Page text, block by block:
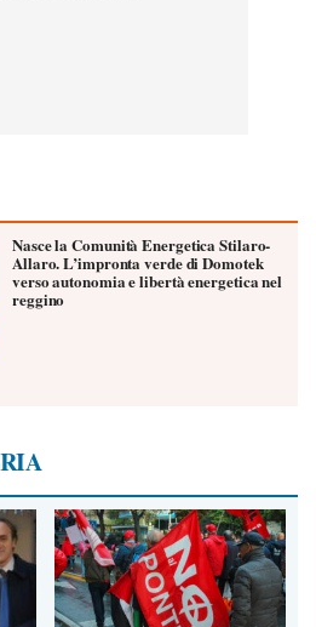
Nasce la Comunità Energetica Stilaro-
Allaro. L’impronta verde di Domotek
verso autonomia e libertà energetica nel
reggino